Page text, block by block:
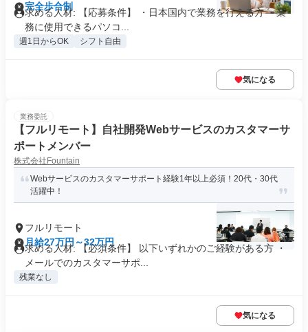
完全歩合制
求める人材: 【応募条件】 ・日本国内で業務を行える方 ・業
務に使用できるパソコ...
週1日からOK シフト自由
気になる
業務委託
【フルリモート】自社開発Webサービスのカスタマーサ
ポートメンバー
株式会社Fountain
Webサービスのカスタマーサポート経験1年以上必須！20代・30代
活躍中！
フルリモート
月給27万円～32万円
求める人材: 【必須条件】 以下いずれかのご経験がある方 ・
メールでのカスタマーサポ...
残業なし
気になる